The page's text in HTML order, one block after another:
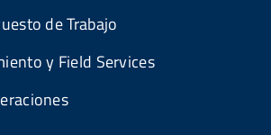
de Trabajo
y Field Services